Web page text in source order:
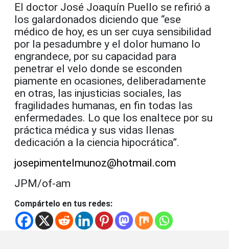
El doctor José Joaquín Puello se refirió a
los galardonados diciendo que “ese
médico de hoy, es un ser cuya sensibilidad
por la pesadumbre y el dolor humano lo
engrandece, por su capacidad para
penetrar el velo donde se esconden
piamente en ocasiones, deliberadamente
en otras, las injusticias sociales, las
fragilidades humanas, en fin todas las
enfermedades. Lo que los enaltece por su
práctica médica y sus vidas llenas
dedicación a la ciencia hipocrática”.
josepimentelmunoz@hotmail.com
JPM/of-am
Compártelo en tus redes: